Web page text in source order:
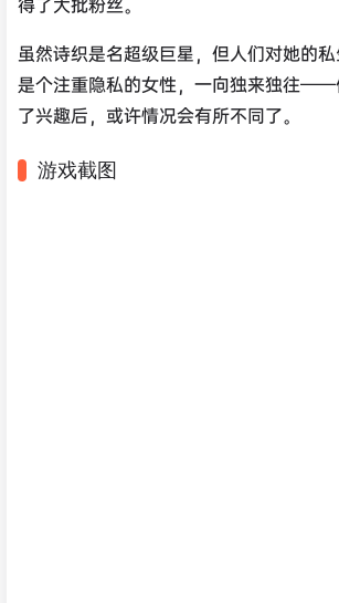
虽然诗织是名超级巨星，但人们对她的
是个注重隐私的女性，一向独来独往——
了兴趣后，或许情况会有所不同了。
游戏截图